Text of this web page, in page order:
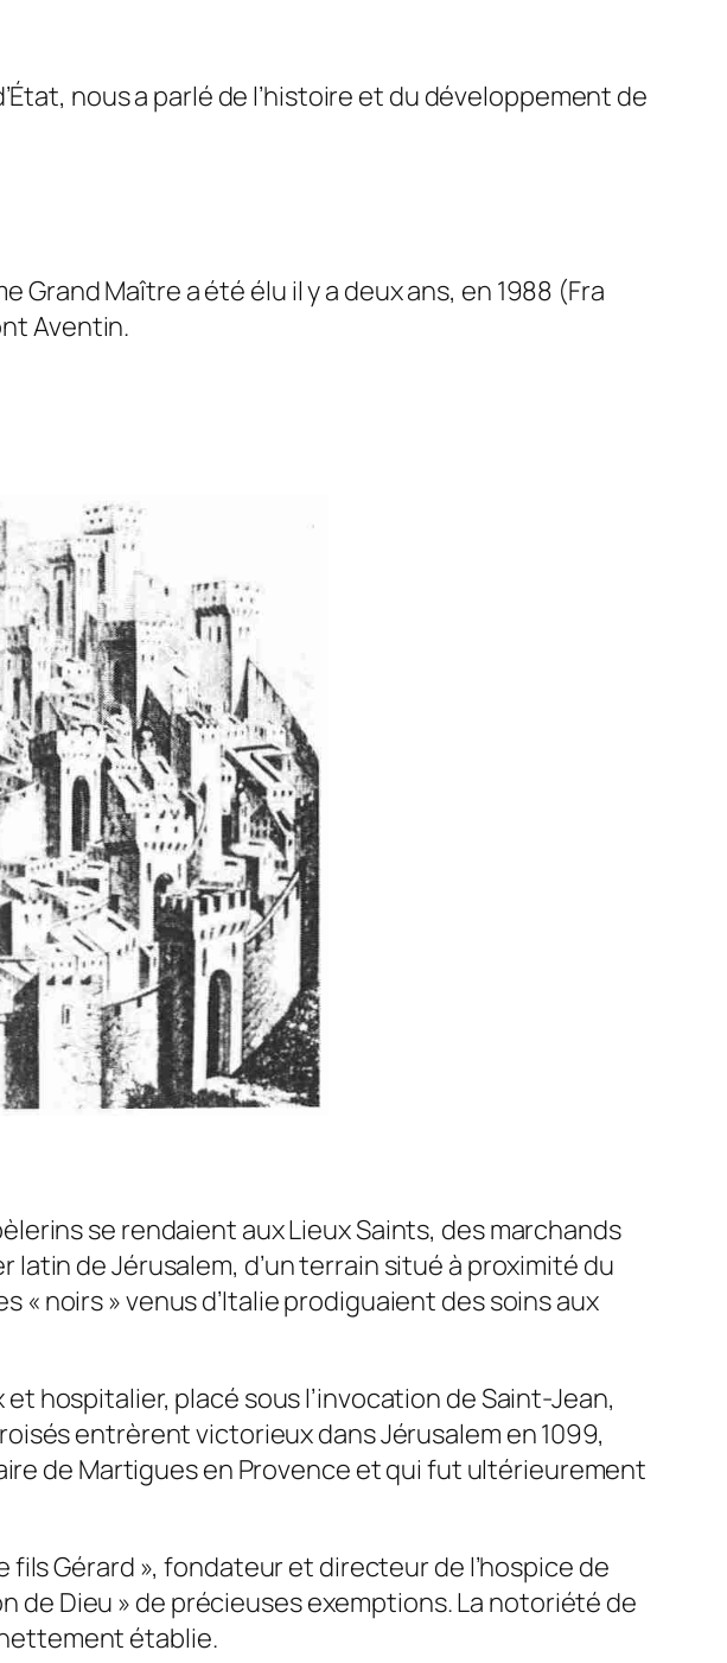
nous a parlé de l’histoire et du développement de
Grand Maître a été élu il y a deux ans, en 1988 (Fra
Aventin.
se rendaient aux Lieux Saints, des marchands
latin de Jérusalem, d’un terrain situé à proximité du
noirs » venus d’Italie prodiguaient des soins aux
hospitalier, placé sous l’invocation de Saint-Jean,
entrèrent victorieux dans Jérusalem en 1099,
de Martigues en Provence et qui fut ultérieurement
fils Gérard », fondateur et directeur de l’hospice de
de Dieu » de précieuses exemptions. La notoriété de
établie.